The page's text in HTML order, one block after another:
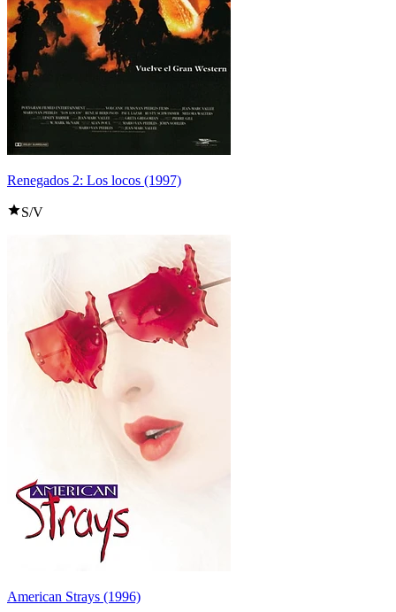
Renegados 2: Los locos (1997)
S/V
American Strays (1996)